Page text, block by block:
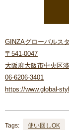
GINZAグローバルス
〒541-0047
大阪府大阪市中央区
06-6206-3401
https://www.global-
Tags: 使い回しOK